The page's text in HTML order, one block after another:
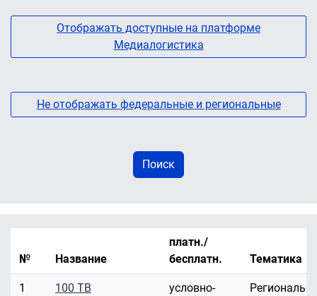
Отображать доступные на платформе
Медиалогистика
Не отображать федеральные и региональные
№ Название
платн./
бесплатн.
Тематика
1 100 ТВ
условно-